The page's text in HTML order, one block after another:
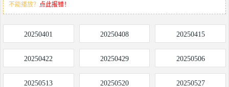
不能播放？ 点此报错！
20250401 20250408 20250415
20250422 20250429 20250506
20250513 20250520 20250527